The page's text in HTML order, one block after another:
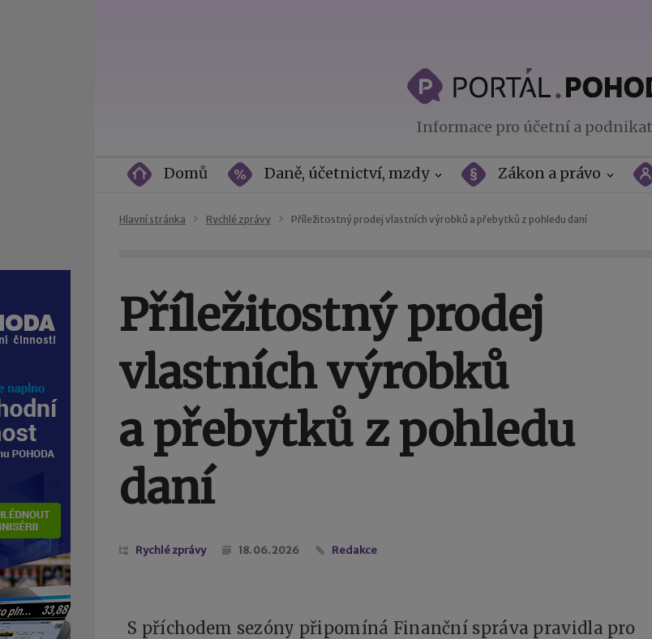
Informace pro účetní a
Domů Daně, účetnictví, mzdy Zákon a právo
Hlavní stránka Rychlé zprávy Příležitostný prodej vlastních výrobků a přebytků z pohledu daní
Příležitostný prodej
vlastních výrobků
a přebytků z pohledu
daní
Rychlé zprávy 18. 06. 2026 Redakce
S příchodem sezóny připomíná Finanční správa pravidla pro